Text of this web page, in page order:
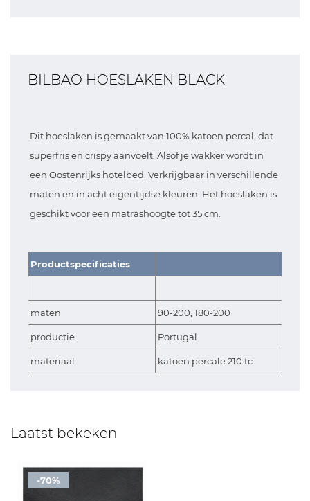
BILBAO HOESLAKEN BLACK
Dit hoeslaken is gemaakt van 100% katoen percal, dat
superfris en crispy aanvoelt. Alsof je wakker wordt in
een Oostenrijks hotelbed. Verkrijgbaar in verschillende
maten en in acht eigentijdse kleuren. Het hoeslaken is
geschikt voor een matrashoogte tot 35 cm.
Productspecificaties
maten 90-200, 180-200
productie Portugal
materiaal katoen percale 210 tc
Laatst bekeken
-70%